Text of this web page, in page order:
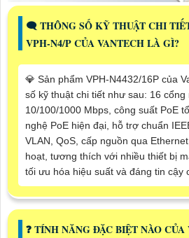
🗨️ THÔNG SỐ KỸ THUẬT CHI
VPH-N4/P CỦA VANTECH LÀ GÌ?
💎 Sản phẩm VPH-N4432/16P của
số kỹ thuật chi tiết như sau: 16 cổng
10/100/1000 Mbps, công suất PoE
nghệ PoE hiện đại, hỗ trợ chuẩn
VLAN, QoS, cấp nguồn qua
hoạt, tương thích với nhiều thiết bị
tối ưu hóa hiệu suất và đáng tin cậy
️❓ TÍNH NĂNG ĐẶC BIỆT NÀO